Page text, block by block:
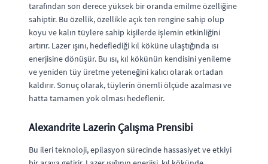
tarafından son derece yüksek bir oranda emilme özelliğine
sahiptir. Bu özellik, özellikle açık ten rengine sahip olup
koyu ve kalın tüylere sahip kişilerde işlemin etkinliğini
artırır. Lazer ışını, hedeflediği kıl köküne ulaştığında ısı
enerjisine dönüşür. Bu ısı, kıl kökünün kendisini yenileme
ve yeniden tüy üretme yeteneğini kalıcı olarak ortadan
kaldırır. Sonuç olarak, tüylerin önemli ölçüde azalması ve
hatta tamamen yok olması hedeflenir.
Alexandrite Lazerin Çalışma Prensibi
Bu ileri teknoloji, epilasyon sürecinde hassasiyet ve etkiyi